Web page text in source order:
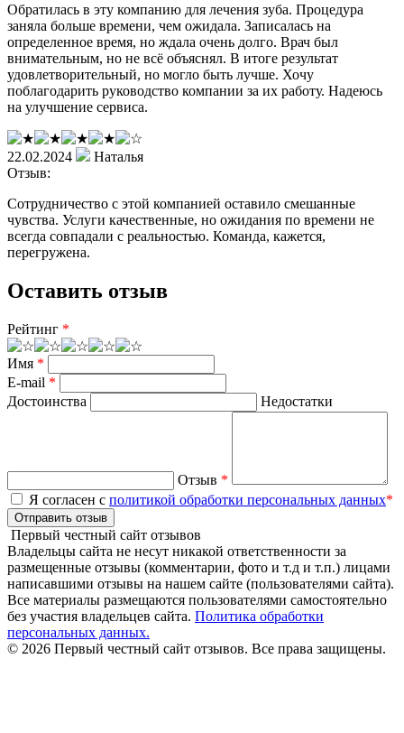
Обратилась в эту компанию для лечения зуба. Процедура
заняла больше времени, чем ожидала. Записалась на
определенное время, но ждала очень долго. Врач был
внимательным, но не всё объяснял. В итоге результат
удовлетворительный, но могло быть лучше. Хочу
поблагодарить руководство компании за их работу. Надеюсь
на улучшение сервиса.
22.02.2024
Наталья
Отзыв:
Сотрудничество с этой компанией оставило смешанные
чувства. Услуги качественные, но ожидания по времени не
всегда совпадали с реальностью. Команда, кажется,
перегружена.
Оставить отзыв
Рейтинг *
Имя *
E-mail *
Достоинства
Недостатки
Отзыв *
Я согласен с политикой обработки персональных данных*
Отправить отзыв
Первый честный сайт отзывов
Владельцы сайта не несут никакой ответственности за
размещенные отзывы (комментарии, фото и т.д и т.п.) лицами
написавшими отзывы на нашем сайте (пользователями сайта).
Все материалы размещаются пользователями самостоятельно
без участия владельцев сайта. Политика обработки
персональных данных.
© 2026 Первый честный сайт отзывов. Все права защищены.